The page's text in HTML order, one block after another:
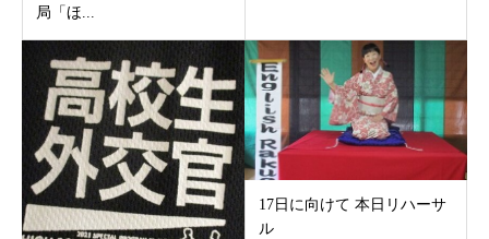
局「ほ...
17日に向けて 本日リハーサ
ル